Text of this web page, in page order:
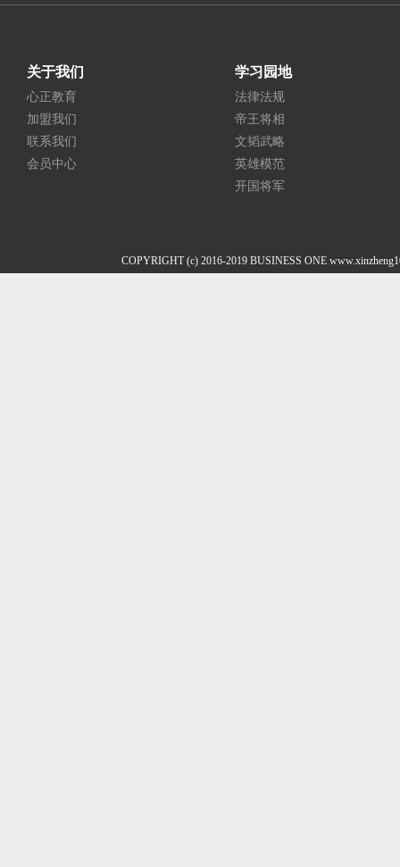
关于我们
心正教育
加盟我们
联系我们
会员中心
学习园地
法律法规
帝王将相
文韬武略
英雄模范
开国将军
COPYRIGHT (c) 2016-2019 BUSINESS ONE